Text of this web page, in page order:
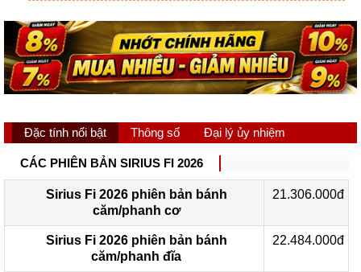
Đặc tính nổi bật Thông số Đại lý ủy nhiệm
CÁC PHIÊN BẢN SIRIUS FI 2026
Sirius Fi 2026 phiên bản bánh
căm/phanh cơ
21.306.000đ
Sirius Fi 2026 phiên bản bánh
căm/phanh đĩa
22.484.000đ